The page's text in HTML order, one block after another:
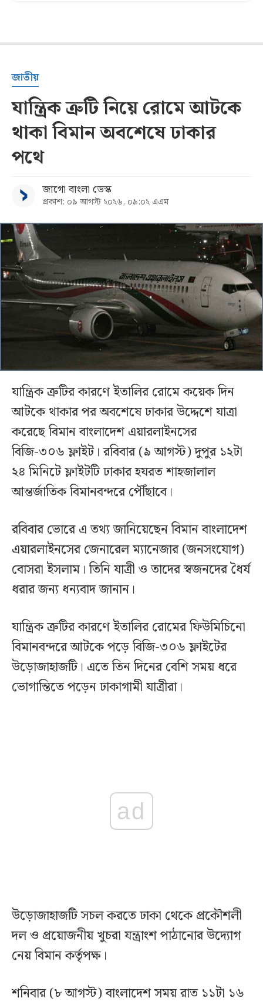
জাতীয়
যান্ত্রিক ত্রুটি নিয়ে রোমে আটকে
থাকা বিমান অবশেষে ঢাকার
পথে
জাগো বাংলা ডেস্ক
প্রকাশ: ০৯ আগস্ট ২০২৬, ০৯:০২ এএম
যান্ত্রিক ত্রুটির কারণে ইতালির রোমে কয়েক দিন
আটকে থাকার পর অবশেষে ঢাকার উদ্দেশে যাত্রা
করেছে বিমান বাংলাদেশ এয়ারলাইনসের
বিজি-৩০৬ ফ্লাইট। রবিবার (৯ আগস্ট) দুপুর ১২টা
২৪ মিনিটে ফ্লাইটটি ঢাকার হযরত শাহজালাল
আন্তর্জাতিক বিমানবন্দরে পৌঁছাবে।
রবিবার ভোরে এ তথ্য জানিয়েছেন বিমান বাংলাদেশ
এয়ারলাইনসের জেনারেল ম্যানেজার (জনসংযোগ)
বোসরা ইসলাম। তিনি যাত্রী ও তাদের স্বজনদের ধৈর্য
ধরার জন্য ধন্যবাদ জানান।
যান্ত্রিক ত্রুটির কারণে ইতালির রোমের ফিউমিচিনো
বিমানবন্দরে আটকে পড়ে বিজি-৩০৬ ফ্লাইটের
উড়োজাহাজটি। এতে তিন দিনের বেশি সময় ধরে
ভোগান্তিতে পড়েন ঢাকাগামী যাত্রীরা।
ad
উড়োজাহাজটি সচল করতে ঢাকা থেকে প্রকৌশলী
দল ও প্রয়োজনীয় খুচরা যন্ত্রাংশ পাঠানোর উদ্যোগ
নেয় বিমান কর্তৃপক্ষ।
শনিবার (৮ আগস্ট) বাংলাদেশ সময় রাত ১১টা ১৬